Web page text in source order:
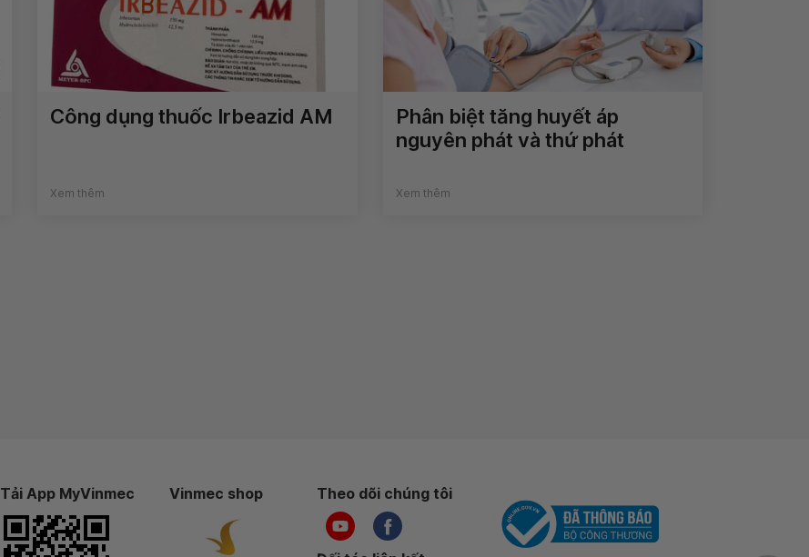
Công dụng thuốc Irbeazid AM
Xem thêm
Phân biệt tăng huyết áp
nguyên phát và thứ phát
Xem thêm
Tải App MyVinmec Vinmec shop Theo dõi chúng tôi